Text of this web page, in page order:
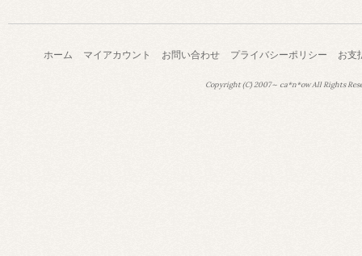
ホーム マイアカウント お問い合わせ プライバシーポリシー お支
Copyright (C) 2007～ ca*n*ow All Rights